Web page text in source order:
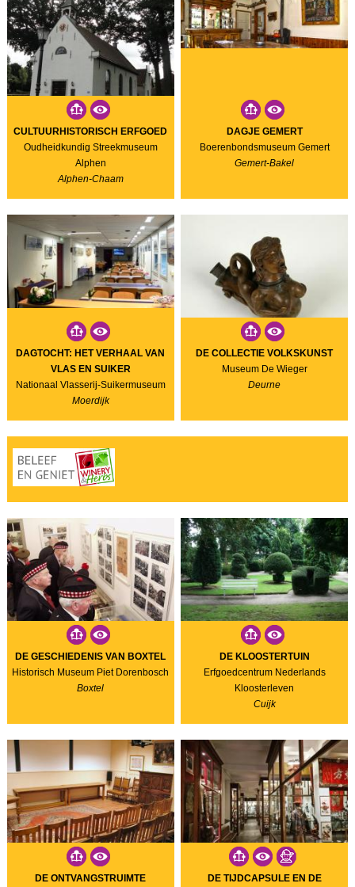
CULTUURHISTORISCH ERFGOED
Oudheidkundig Streekmuseum
Alphen
Alphen-Chaam
DAGJE GEMERT
Boerenbondsmuseum Gemert
Gemert-Bakel
DAGTOCHT: HET VERHAAL VAN
VLAS EN SUIKER
Nationaal Vlasserij-Suikermuseum
Moerdijk
DE COLLECTIE VOLKSKUNST
Museum De Wieger
Deurne
DE GESCHIEDENIS VAN BOXTEL
Historisch Museum Piet Dorenbosch
Boxtel
DE KLOOSTERTUIN
Erfgoedcentrum Nederlands
Kloosterleven
Cuijk
DE ONTVANGSTRUIMTE
DE TIJDCAPSULE EN DE